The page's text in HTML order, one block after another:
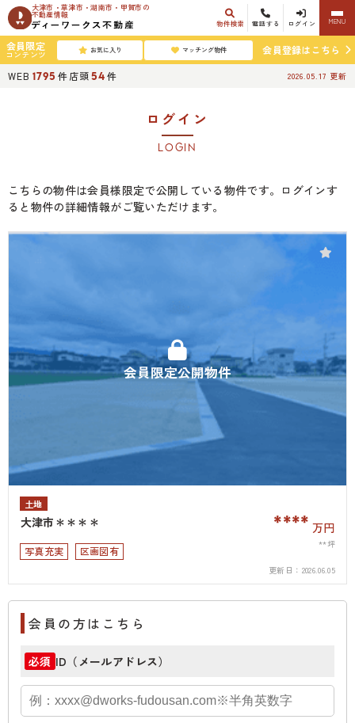
大津市・草津市・湖南市・甲賀市の
不動産情報
物件検索 電話する ログイン MENU
会員限定
コンテンツ お気に入り マッチング物件
会員登録はこちら
WEB 1795 件店頭54 件 2026.05.17 更新
ログイン
LOGIN
こちらの物件は会員様限定で公開している物件です。ログインす
ると物件の詳細情報がご覧いただけます。
会員限定公開物件
土地
大津市＊＊＊＊ **** 万円
**坪
写真充実 区画図有
更新日： 2026.06.05
会員の方はこちら
必須 ID（メールアドレス）